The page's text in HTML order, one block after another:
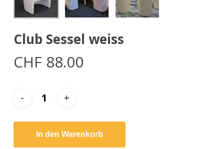
Club Sessel weiss
CHF 88.00
In den Warenkorb